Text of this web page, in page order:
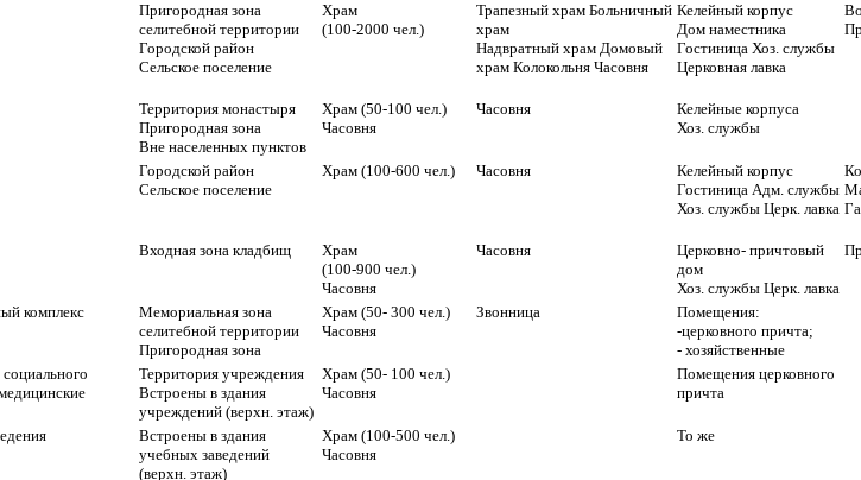
Пригородная зона
селитебной территории
Городской район
Сельское поселение
Храм
(100-2000 чел.)
Трапезный храм Больничный
храм
Надвратный храм Домовый
храм Колокольня Часовня
Келейный корпус
Дом наместника
Гостиница Хоз. службы
Церковная лавка
Территория монастыря
Пригородная зона
Вне населенных пунктов
Храм (50-100 чел.)
Часовня
Часовня
Келейные корпуса
Хоз. службы
Городской район
Сельское поселение
Храм (100-600 чел.) Часовня
Келейный корпус
Гостиница Адм. службы
Хоз. службы Церк. лавка
Входная зона кладбищ
Храм
(100-900 чел.)
Часовня
Часовня
Церковно- причтовый
дом
Хоз. службы Церк. лавка
комплекс
Мемориальная зона
селитебной территории
Пригородная зона
Храм (50- 300 чел.)
Часовня
Звонница
Помещения:
-церковного причта;
- хозяйственные
Территория учреждения
Встроены в здания
учреждений (верхн. этаж)
Храм (50- 100 чел.)
Часовня
Помещения церковного
причта
Встроены в здания
учебных заведений
(верхн. этаж)
Храм (100-500 чел.)
Часовня
То же